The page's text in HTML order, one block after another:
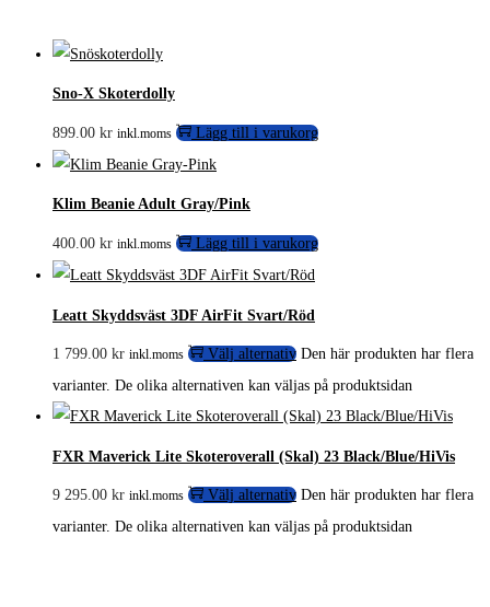
Sno-X Skoterdolly
899.00 kr inkl.moms Lägg till i varukorg
Klim Beanie Adult Gray/Pink
400.00 kr inkl.moms Lägg till i varukorg
Leatt Skyddsväst 3DF AirFit Svart/Röd
1 799.00 kr inkl.moms Välj alternativ Den här produkten har flera
varianter. De olika alternativen kan väljas på produktsidan
FXR Maverick Lite Skoteroverall (Skal) 23 Black/Blue/HiVis
9 295.00 kr inkl.moms Välj alternativ Den här produkten har flera
varianter. De olika alternativen kan väljas på produktsidan